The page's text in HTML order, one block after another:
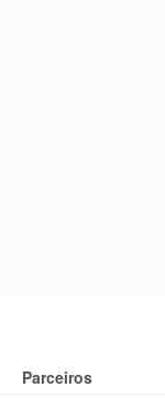
Parceiros